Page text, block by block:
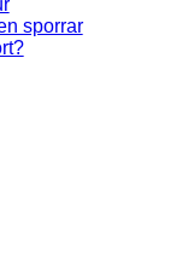
sporrar